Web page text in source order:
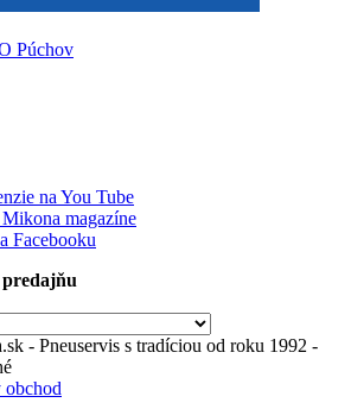
Púchov
- Pneuservis s tradíciou od roku 1992 -